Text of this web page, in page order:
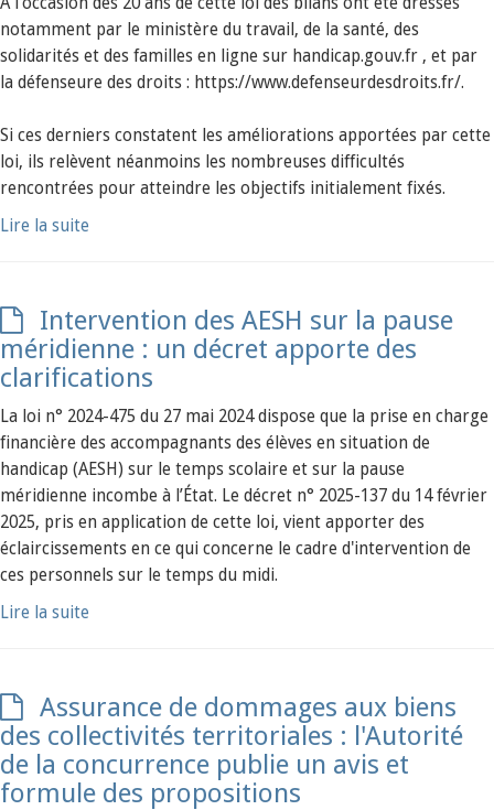
notamment par le ministère du travail, de la santé, des
solidarités et des familles en ligne sur handicap.gouv.fr , et par
la défenseure des droits : https://www.defenseurdesdroits.fr/.
Si ces derniers constatent les améliorations apportées par cette
loi, ils relèvent néanmoins les nombreuses difficultés
rencontrées pour atteindre les objectifs initialement fixés.
Lire la suite
Intervention des AESH sur la pause
méridienne : un décret apporte des
clarifications
La loi n° 2024-475 du 27 mai 2024 dispose que la prise en charge
financière des accompagnants des élèves en situation de
handicap (AESH) sur le temps scolaire et sur la pause
méridienne incombe à l’État. Le décret n° 2025-137 du 14 février
2025, pris en application de cette loi, vient apporter des
éclaircissements en ce qui concerne le cadre d'intervention de
ces personnels sur le temps du midi.
Lire la suite
Assurance de dommages aux biens
des collectivités territoriales : l'Autorité
de la concurrence publie un avis et
formule des propositions